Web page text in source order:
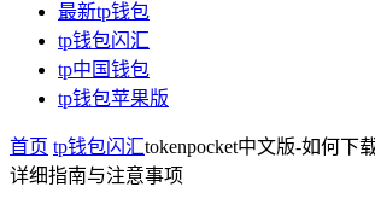
最新tp钱包
tp钱包闪汇
tp中国钱包
tp钱包苹果版
首页 tp钱包闪汇tokenpocket中文版-如何下
详细指南与注意事项